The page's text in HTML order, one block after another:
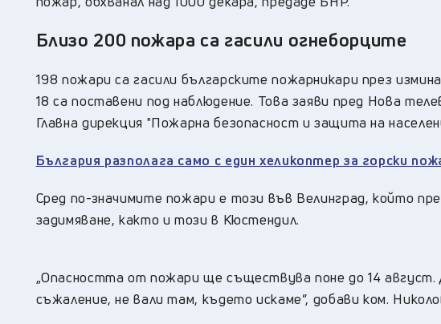
Близо 200 пожара са гасили огнеборците
198 пожари са гасили българските пожарникари през
18 са поставени под наблюдение. Това заяви пред Нова
Главна дирекция "Пожарна безопасност и защита на
България разполага само с един хеликоптер за горски
Сред по-значимите пожари е този във Велинград, който
задимяване, както и този в Кюстендил.
„Опасността от пожари ще съществува поне до 14
съжаление, не вали там, където искаме”, добави ком.